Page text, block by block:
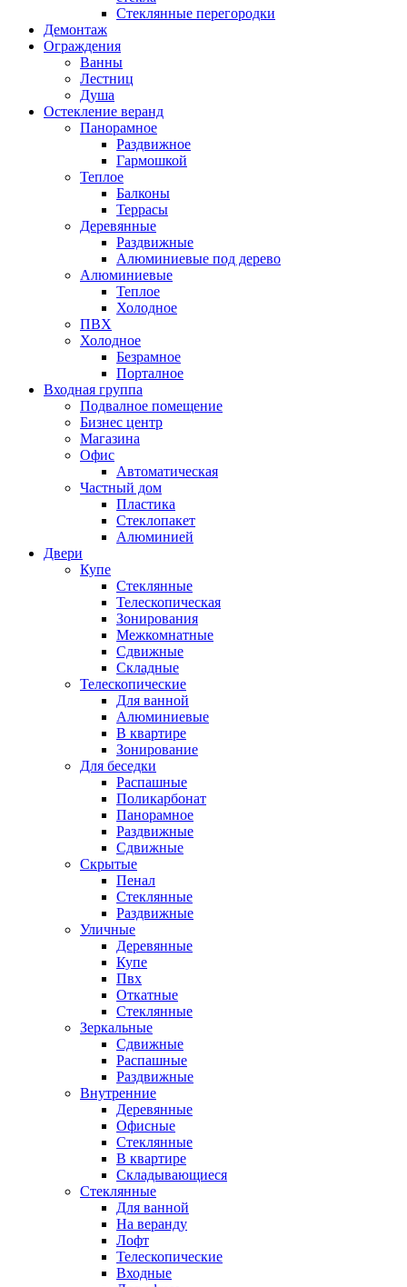
Стеклянные перегородки
Демонтаж
Ограждения
Ванны
Лестниц
Душа
Остекление веранд
Панорамное
Раздвижное
Гармошкой
Теплое
Балконы
Террасы
Деревянные
Раздвижные
Алюминиевые под дерево
Алюминиевые
Теплое
Холодное
ПВХ
Холодное
Безрамное
Порталное
Входная группа
Подвалное помещение
Бизнес центр
Магазина
Офис
Автоматическая
Частный дом
Пластика
Стеклопакет
Алюминией
Двери
Купе
Стеклянные
Телескопическая
Зонирования
Межкомнатные
Сдвижные
Складные
Телескопические
Для ванной
Алюминиевые
В квартире
Зонирование
Для беседки
Распашные
Поликарбонат
Панорамное
Раздвижные
Сдвижные
Скрытые
Пенал
Стеклянные
Раздвижные
Уличные
Деревянные
Купе
Пвх
Откатные
Стеклянные
Зеркальные
Сдвижные
Распашные
Раздвижные
Внутренние
Деревянные
Офисные
Стеклянные
В квартире
Складывающиеся
Стеклянные
Для ванной
На веранду
Лофт
Телескопические
Входные